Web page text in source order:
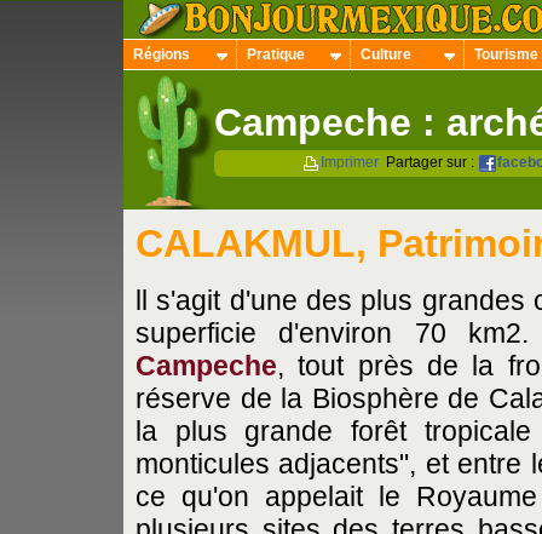
Régions Pratique Culture Tourisme
Campeche :
Imprimer Partager sur :
CALAKMUL,
ll s'agit d'une des plus grandes
superficie d'environ 70
Campeche, tout près de la
réserve de la Biosphère de
la plus grande forêt
monticules adjacents", et entre
ce qu'on appelait le